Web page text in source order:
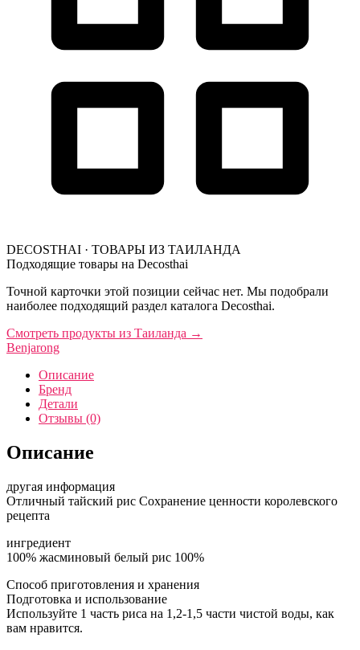
DECOSTHAI · ТОВАРЫ ИЗ ТАИЛАНДА
Подходящие товары на Decosthai
Точной карточки этой позиции сейчас нет. Мы подобрали
наиболее подходящий раздел каталога Decosthai.
Смотреть продукты из Таиланда →
Benjarong
Описание
Бренд
Детали
Отзывы (0)
Описание
другая информация
Отличный тайский рис Сохранение ценности королевского
рецепта
ингредиент
100% жасминовый белый рис 100%
Способ приготовления и хранения
Подготовка и использование
Используйте 1 часть риса на 1,2-1,5 части чистой воды, как
вам нравится.